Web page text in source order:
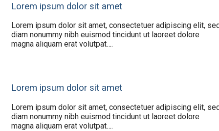
Lorem ipsum dolor sit amet
Lorem ipsum dolor sit amet, consectetuer adipiscing elit,
diam nonummy nibh euismod tincidunt ut laoreet dolore
magna aliquam erat volutpat….
Lorem ipsum dolor sit amet
Lorem ipsum dolor sit amet, consectetuer adipiscing elit,
diam nonummy nibh euismod tincidunt ut laoreet dolore
magna aliquam erat volutpat….